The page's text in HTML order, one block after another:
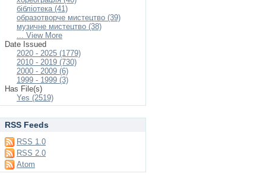
бібліотека (41)
образотворче мистецтво (39)
музичне мистецтво (38)
... View More
Date Issued
2020 - 2025 (1779)
2010 - 2019 (730)
2000 - 2009 (6)
1999 - 1999 (3)
Has File(s)
Yes (2519)
RSS Feeds
RSS 1.0
RSS 2.0
Atom